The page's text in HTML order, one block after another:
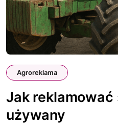
Agroreklama
Jak
używany